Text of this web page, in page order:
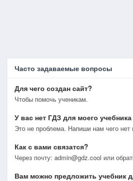
Часто задаваемые вопросы
Для чего создан сайт?
Чтобы помочь ученикам.
У вас нет ГДЗ для моего учебника
Это не проблема. Напиши нам чего
Как с вами связатся?
Через почту: admin@gdz.cool или
Вам можно предложить учебник